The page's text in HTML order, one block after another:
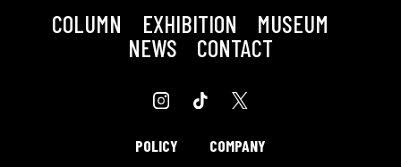
COLUMN EXHIBITION
MUSEUM
NEWS
CONTACT
POLICY COMPANY